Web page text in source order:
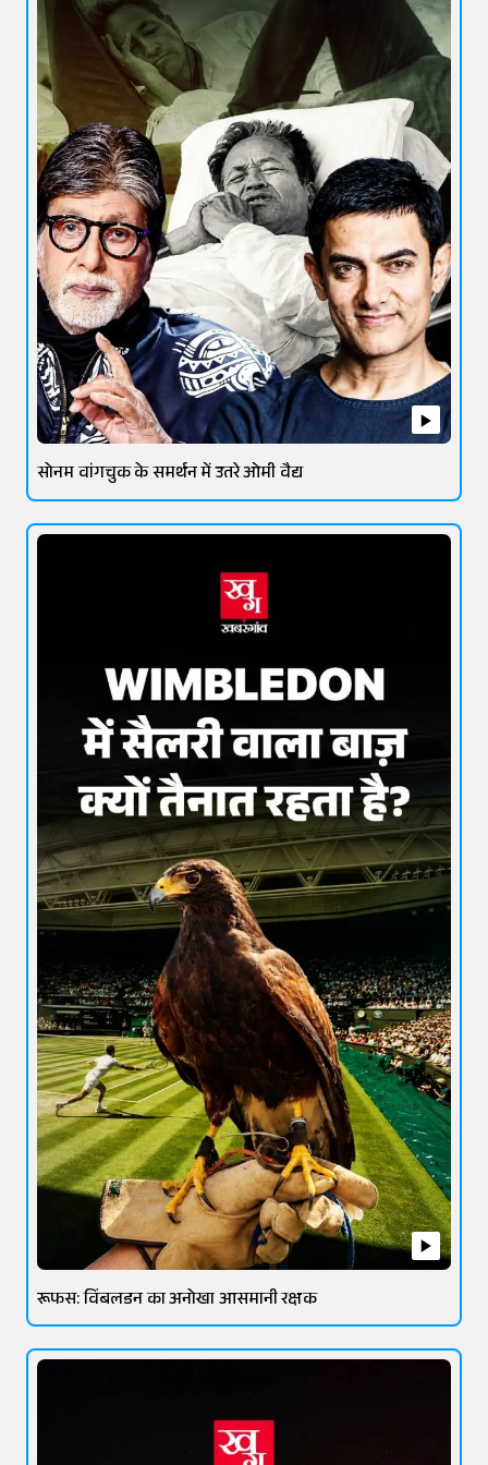
सोनम वांगचुक के समर्थन में उतरे ओमी वैद्य
रूफस: विंबलडन का अनोखा आसमानी रक्षक